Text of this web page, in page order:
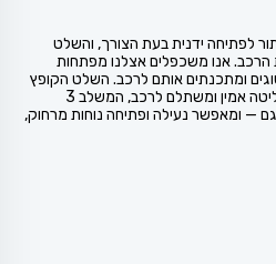
לפתיחה ידנית בעת הצורך, והשלט
הרכב. אנו משכפלים אצלנו מפתחות
ומתכנתים אותם לרכב. השלט הקופץ
לקיה פיקנטו 2021+ הוא פתרון שליטה אמין ומשתלם לרכב, המשלב 3
— ומאפשר נעילה ופתיחה נוחות מרחוק,